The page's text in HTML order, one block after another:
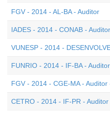
FGV - 2014 - AL-BA - Auditor
IADES - 2014 - CONAB -
VUNESP - 2014 -
FUNRIO - 2014 - IF-BA - Auditor
FGV - 2014 - CGE-MA -
CETRO - 2014 - IF-PR - Auditor